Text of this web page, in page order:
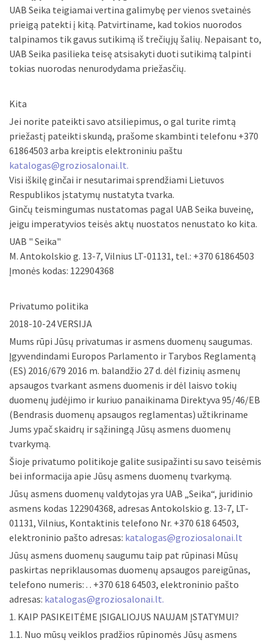
UAB Seika teigiamai vertina galimybę per vienos svetainės
prieigą patekti į kitą. Patvirtiname, kad tokios nuorodos
talpinamos tik gavus sutikimą iš trečiųjų šalių. Nepaisant to,
UAB Seika pasilieka teisę atsisakyti duoti sutikimą talpinti
tokias nuorodas nenurodydama priežasčių.
Kita
Jei norite pateikti savo atsiliepimus, o gal turite rimtą
priežastį pateikti skundą, prašome skambinti telefonu +370
61864503 arba kreiptis elektroniniu paštu
katalogas@groziosalonai.lt.
Visi iškilę ginčai ir nesutarimai sprendžiami Lietuvos
Respublikos įstatymų nustatyta tvarka.
Ginčų teismingumas nustatomas pagal UAB Seika buveinę,
jeigu imperatyvios teisės aktų nuostatos nenustato ko kita.
UAB " Seika"
M. Antokolskio g. 13-7, Vilnius LT-01131, tel.: +370 61864503
Įmonės kodas: 122904368
Privatumo politika
2018-10-24 VERSIJA
Mums rūpi Jūsų privatumas ir asmens duomenų saugumas.
Įgyvendindami Europos Parlamento ir Tarybos Reglamentą
(ES) 2016/679 2016 m. balandžio 27 d. dėl fizinių asmenų
apsaugos tvarkant asmens duomenis ir dėl laisvo tokių
duomenų judėjimo ir kuriuo panaikinama Direktyva 95/46/EB
(Bendrasis duomenų apsaugos reglamentas) užtikriname
Jums ypač skaidrų ir sąžiningą Jūsų asmens duomenų
tvarkymą.
Šioje privatumo politikoje galite susipažinti su savo teisėmis
bei informacija apie Jūsų asmens duomenų tvarkymą.
Jūsų asmens duomenų valdytojas yra UAB „Seika“, juridinio
asmens kodas 122904368, adresas Antokolskio g. 13-7, LT-
01131, Vilnius, Kontaktinis telefono Nr. +370 618 64503,
elektroninio pašto adresas: katalogas@groziosalonai.lt
Jūsų asmens duomenų saugumu taip pat rūpinasi Mūsų
paskirtas nepriklausomas duomenų apsaugos pareigūnas,
telefono numeris: . . +370 618 64503, elektroninio pašto
adresas: katalogas@groziosalonai.lt.
1. KAIP PASIKEITĖME ĮSIGALIOJUS NAUJAM ĮSTATYMUI?
1.1. Nuo mūsų veiklos pradžios rūpinomės Jūsų asmens